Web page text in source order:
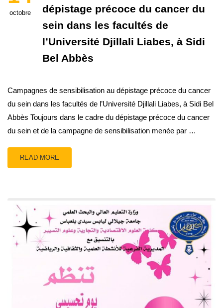
octobre
dépistage précoce du cancer du
sein dans les facultés de
l’Université Djillali Liabes, à Sidi
Bel Abbès
Campagnes de sensibilisation au dépistage précoce du cancer
du sein dans les facultés de l’Université Djillali Liabes, à Sidi Bel
Abbès Toujours dans le cadre du dépistage précoce du cancer
du sein et de la campagne de sensibilisation menée par …
READ MORE